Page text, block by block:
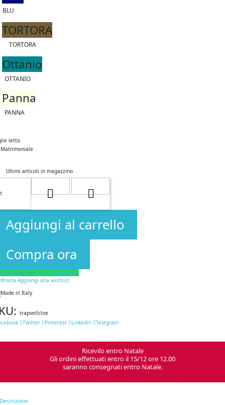
BLU
TORTORA
TORTORA
Ottanio
OTTANIO
Panna
PANNA
letto
Matrimoniale
Ultimi articoli in magazzino
Aggiungi al carrello
Compra ora
domande? Scrivici su Whatsapp.
Aggiungi alla wishlist
trapvellcloe
Twitter Pinterest Linkedin Telegram
Ricevilo entro Natale
Gli ordini effettuati entro il 15/12 ore 12.00
saranno consegnati entro Natale.
Descrizione